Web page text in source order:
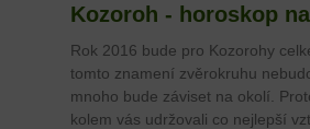
Kozoroh - horoskop
Rok 2016 bude pro Kozorohy
tomto znamení zvěrokruhu
mnoho bude záviset na okolí.
kolem vás udržovali co nejlepší